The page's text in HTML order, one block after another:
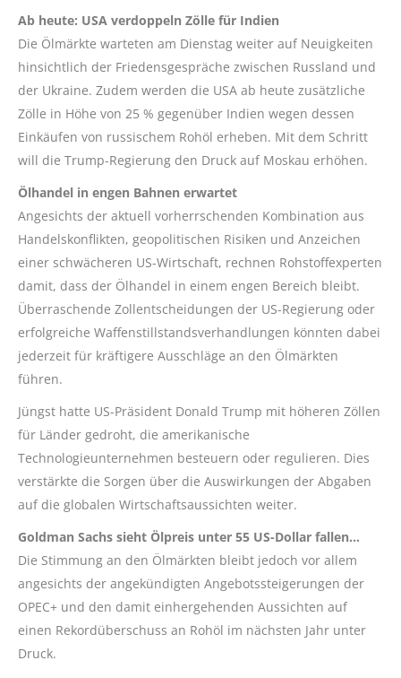
Ab heute: USA verdoppeln Zölle für Indien
Die Ölmärkte warteten am Dienstag weiter auf Neuigkeiten
hinsichtlich der Friedensgespräche zwischen Russland und
der Ukraine. Zudem werden die USA ab heute zusätzliche
Zölle in Höhe von 25 % gegenüber Indien wegen dessen
Einkäufen von russischem Rohöl erheben. Mit dem Schritt
will die Trump-Regierung den Druck auf Moskau erhöhen.
Ölhandel in engen Bahnen erwartet
Angesichts der aktuell vorherrschenden Kombination aus
Handelskonflikten, geopolitischen Risiken und Anzeichen
einer schwächeren US-Wirtschaft, rechnen Rohstoffexperten
damit, dass der Ölhandel in einem engen Bereich bleibt.
Überraschende Zollentscheidungen der US-Regierung oder
erfolgreiche Waffenstillstandsverhandlungen könnten dabei
jederzeit für kräftigere Ausschläge an den Ölmärkten
führen.
Jüngst hatte US-Präsident Donald Trump mit höheren Zöllen
für Länder gedroht, die amerikanische
Technologieunternehmen besteuern oder regulieren. Dies
verstärkte die Sorgen über die Auswirkungen der Abgaben
auf die globalen Wirtschaftsaussichten weiter.
Goldman Sachs sieht Ölpreis unter 55 US-Dollar fallen…
Die Stimmung an den Ölmärkten bleibt jedoch vor allem
angesichts der angekündigten Angebotssteigerungen der
OPEC+ und den damit einhergehenden Aussichten auf
einen Rekordüberschuss an Rohöl im nächsten Jahr unter
Druck.